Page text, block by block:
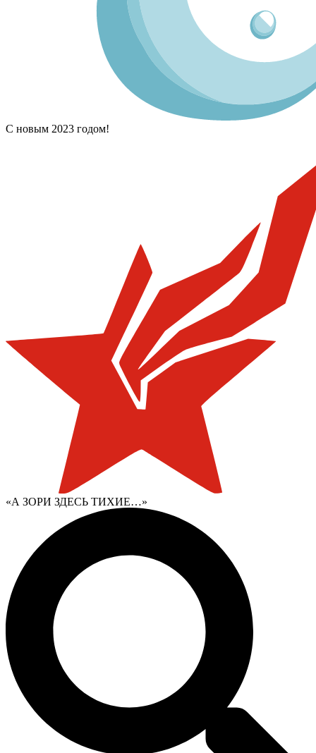
С новым 2023 годом!
«А ЗОРИ ЗДЕСЬ ТИХИЕ…»